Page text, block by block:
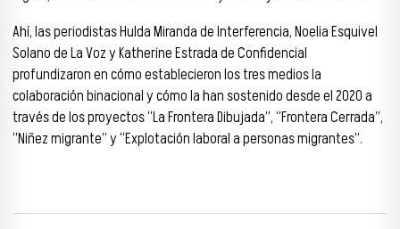
Ahí, las periodistas Hulda Miranda de Interferencia, Noelia Esquivel
Solano de La Voz y Katherine Estrada de Confidencial
profundizaron en cómo establecieron los tres medios la
colaboración binacional y cómo la han sostenido desde el 2020 a
través de los proyectos “La Frontera Dibujada”, “Frontera Cerrada”,
“Niñez migrante” y “Explotación laboral a personas migrantes”.